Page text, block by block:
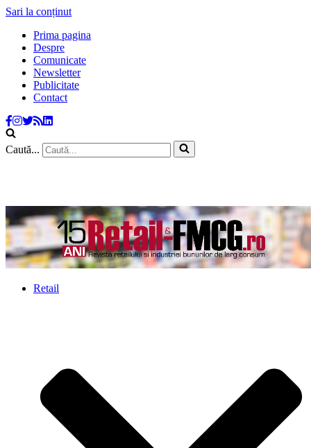
Sari la conținut
Prima pagina
Despre
Comunicate
Newsletter
Publicitate
Contact
Caută...
Retail